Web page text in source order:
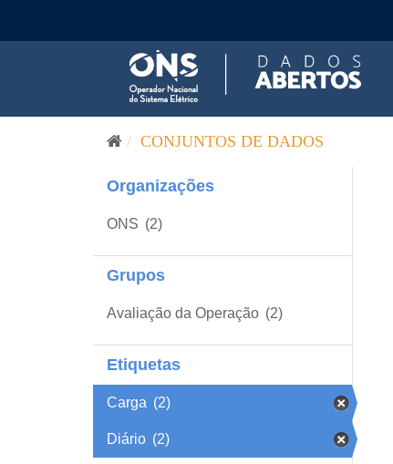
CONJUNTOS DE DADOS
Organizações
ONS (2)
Grupos
Avaliação da Operação (2)
Etiquetas
Carga (2)
Diário (2)